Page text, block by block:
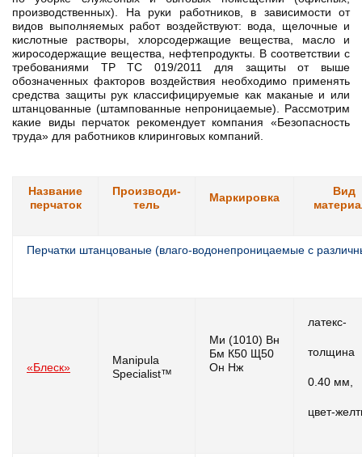
производственных). На руки работников, в зависимости от
видов выполняемых работ воздействуют: вода, щелочные и
кислотные растворы, хлорсодержащие вещества, масло и
жиросодержащие вещества, нефтепродукты. В соответствии с
требованиями ТР ТС 019/2011 для защиты от выше
обозначенных факторов воздействия необходимо применять
средства защиты рук классифицируемые как маканые и или
штанцованные (штампованные непроницаемые). Рассмотрим
какие виды перчаток рекомендует компания «Безопасность
труда» для работников клиринговых компаний.
Название
перчаток
Производи-
тель
Маркировка
Вид
Перчатки штанцованые (влаго-водонепроницаемые с
«Блеск»
Manipula
Specialist™
Ми (1010) Вн
Бм К50 Щ50
Он Нж
латекс-
толщина
0.40 мм,
цвет-